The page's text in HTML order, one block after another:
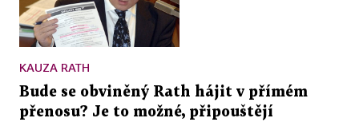
KAUZA RATH
Bude se obviněný Rath hájit v přímém
přenosu? Je to možné, připouštějí